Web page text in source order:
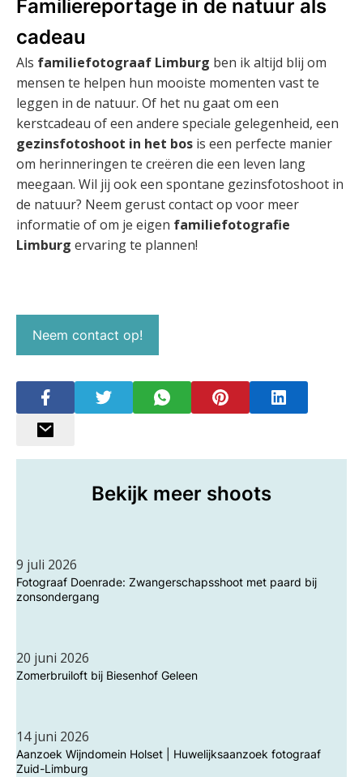
Familiereportage in de natuur als
cadeau
Als familiefotograaf Limburg ben ik altijd blij om
mensen te helpen hun mooiste momenten vast te
leggen in de natuur. Of het nu gaat om een
kerstcadeau of een andere speciale gelegenheid, een
gezinsfotoshoot in het bos is een perfecte manier
om herinneringen te creëren die een leven lang
meegaan. Wil jij ook een spontane gezinsfotoshoot in
de natuur? Neem gerust contact op voor meer
informatie of om je eigen familiefotografie
Limburg ervaring te plannen!
Neem contact op!
Bekijk meer shoots
9 juli 2026
Fotograaf Doenrade: Zwangerschapsshoot met paard bij
zonsondergang
20 juni 2026
Zomerbruiloft bij Biesenhof Geleen
14 juni 2026
Aanzoek Wijndomein Holset | Huwelijksaanzoek fotograaf
Zuid-Limburg